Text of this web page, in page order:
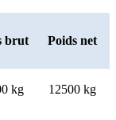
brut Poids net
kg 12500 kg